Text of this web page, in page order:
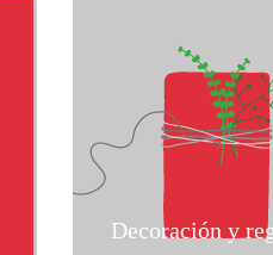
Decoración y